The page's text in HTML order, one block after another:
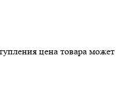
цена товара может